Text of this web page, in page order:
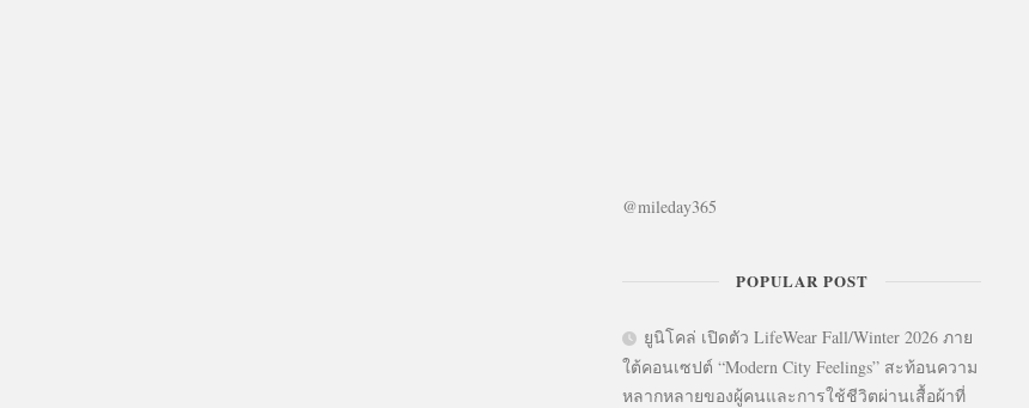
@mileday365
POPULAR POST
ยูนิโคล่ เปิดตัว LifeWear Fall/Winter 2026 ภาย
ใต้คอนเซปต์ “Modern City Feelings” สะท้อนความ
หลากหลายของผู้คนและการใช้ชีวิตผ่านเสื้อผ้าที่